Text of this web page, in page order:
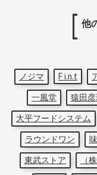
他
ノジマ F i.n.t
一風堂
猿田
大平フードシステム
ラウンドワン
東武ストア
（